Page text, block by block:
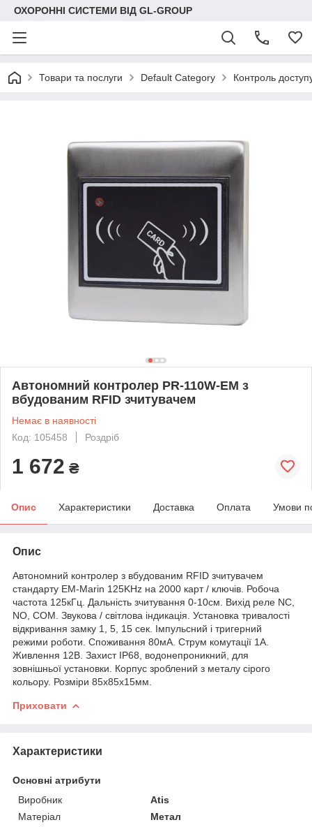
ОХОРОННІ СИСТЕМИ ВІД GL-GROUP
Товари та послуги Default Category Контроль
Автономний контролер PR-110W-EM з
вбудованим RFID зчитувачем
Немає в наявності
Код: 105458
Роздріб
1 672 ₴
Опис Характеристики Доставка Оплата Умови
Опис
Автономний контролер з вбудованим RFID зчитувачем
стандарту EM-Marin 125KHz на 2000 карт / ключів. Робоча
частота 125кГц. Дальність зчитування 0-10см. Вихід реле NC,
NO, COM. Звукова / світлова індикація. Установка тривалості
відкривання замку 1, 5, 15 cек. Імпульсний і тригерний
режими роботи. Споживання 80мА. Струм комутації 1А.
Живлення 12В. Захист IP68, водонепроникний, для
зовнішньої установки. Корпус зроблений з металу сірого
кольору. Розміри 85х85х15мм.
Приховати
Характеристики
Основні атрибути
Виробник
Atis
Матеріал
Метал